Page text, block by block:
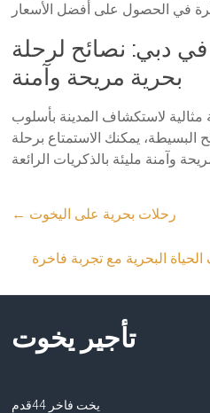
دبي: نصائح لرحلة
بحرية مريحة وآمنة
لاستكشاف المدينة بأسلوب
البسيطة، يمكنك الاستمتاع برحلة
← رحلات بحرية على اليخوت
تأجير يخوت
يخت فاخر 44قدم